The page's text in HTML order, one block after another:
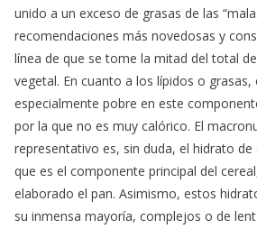
unido a un exceso de grasas de las
recomendaciones más novedosas y
línea de que se tome la mitad del total
vegetal. En cuanto a los lípidos o grasas,
especialmente pobre en este
por la que no es muy calórico. El
representativo es, sin duda, el hidrato
que es el componente principal del
elaborado el pan. Asimismo, estos
su inmensa mayoría, complejos o de